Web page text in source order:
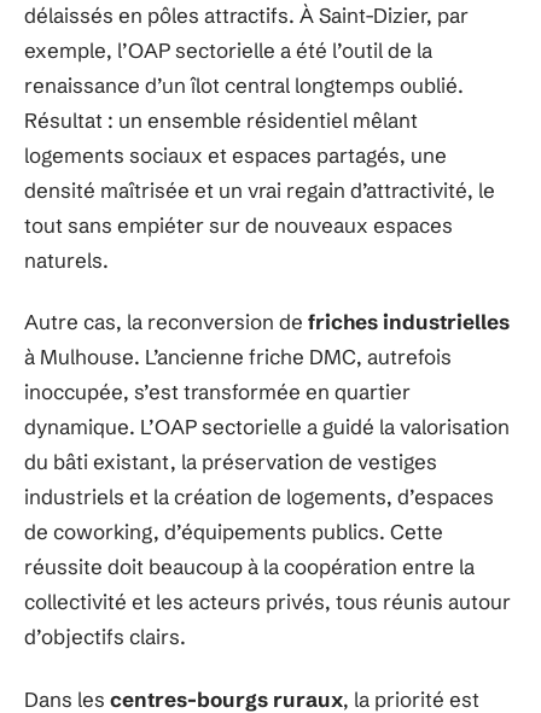
délaissés en pôles attractifs. À Saint-Dizier, par
exemple, l’OAP sectorielle a été l’outil de la
renaissance d’un îlot central longtemps oublié.
Résultat : un ensemble résidentiel mêlant
logements sociaux et espaces partagés, une
densité maîtrisée et un vrai regain d’attractivité, le
tout sans empiéter sur de nouveaux espaces
naturels.
Autre cas, la reconversion de friches industrielles
à Mulhouse. L’ancienne friche DMC, autrefois
inoccupée, s’est transformée en quartier
dynamique. L’OAP sectorielle a guidé la valorisation
du bâti existant, la préservation de vestiges
industriels et la création de logements, d’espaces
de coworking, d’équipements publics. Cette
réussite doit beaucoup à la coopération entre la
collectivité et les acteurs privés, tous réunis autour
d’objectifs clairs.
Dans les centres-bourgs ruraux, la priorité est